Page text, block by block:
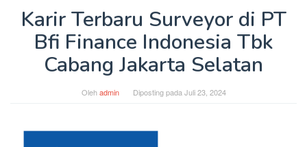
Karir Terbaru Surveyor di PT
Bfi Finance Indonesia Tbk
Cabang Jakarta Selatan
Olehadmin Diposting pada Juli 23, 2024